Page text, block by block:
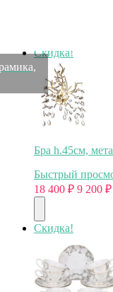
Скидка!
Бра h.45см,
Быстрый
18 400 ₽ 9 200 ₽
Скидка!